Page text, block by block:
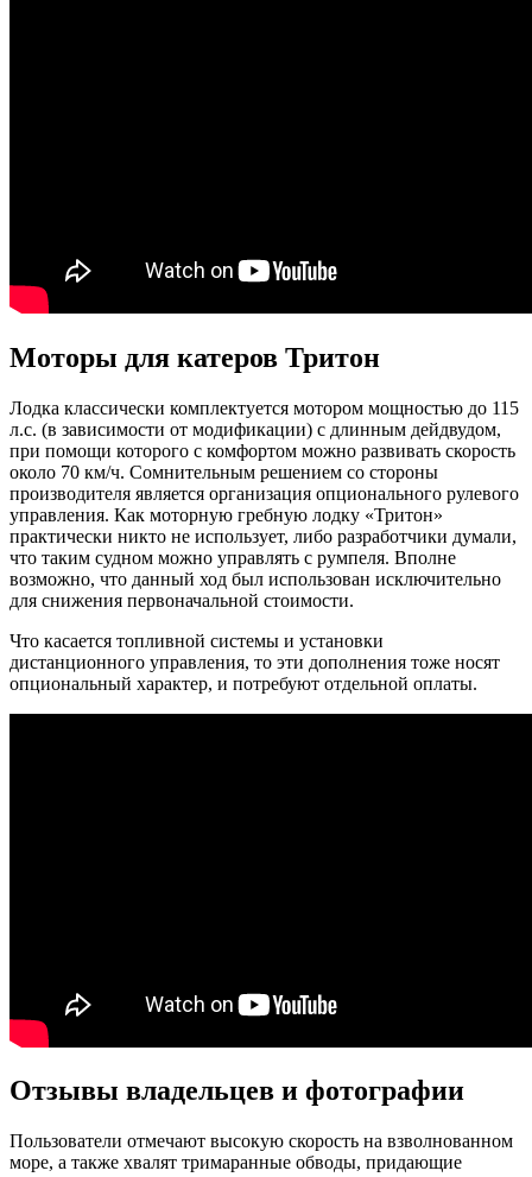
Моторы для катеров Тритон
Лодка классически комплектуется мотором мощностью до 115
л.с. (в зависимости от модификации) с длинным дейдвудом,
при помощи которого с комфортом можно развивать скорость
около 70 км/ч. Сомнительным решением со стороны
производителя является организация опционального рулевого
управления. Как моторную гребную лодку «Тритон»
практически никто не использует, либо разработчики думали,
что таким судном можно управлять с румпеля. Вполне
возможно, что данный ход был использован исключительно
для снижения первоначальной стоимости.
Что касается топливной системы и установки
дистанционного управления, то эти дополнения тоже носят
опциональный характер, и потребуют отдельной оплаты.
Отзывы владельцев и фотографии
Пользователи отмечают высокую скорость на взволнованном
море, а также хвалят тримаранные обводы, придающие